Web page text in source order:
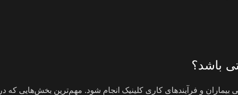
باشد؟
بیماران و فرآیندهای کاری کلینیک انجام شود. مهم‌ترین بخش‌هایی که